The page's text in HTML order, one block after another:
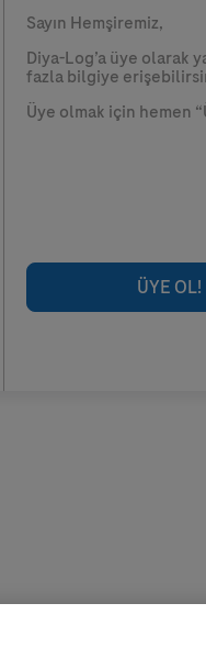
Sayın Hemşiremiz,
Diya-Log’a üye olarak
fazla bilgiye
Üye olmak için hemen
ÜYE OL!